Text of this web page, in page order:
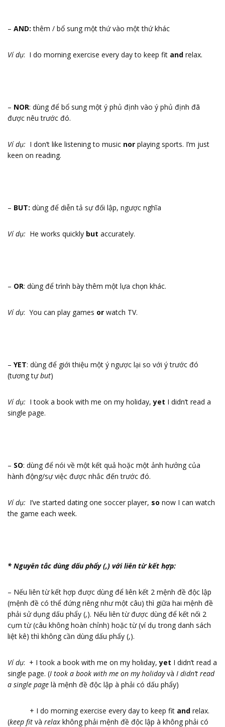
– AND: thêm / bổ sung một thứ vào một thứ khác
Ví dụ: I do morning exercise every day to keep fit and relax.
– NOR: dùng để bổ sung một ý phủ định vào ý phủ định đã
được nêu trước đó.
Ví dụ: I don’t like listening to music nor playing sports. I’m just
keen on reading.
– BUT: dùng để diễn tả sự đối lập, ngược nghĩa
Ví dụ: He works quickly but accurately.
– OR: dùng để trình bày thêm một lựa chọn khác.
Ví dụ: You can play games or watch TV.
– YET: dùng để giới thiệu một ý ngược lại so với ý trước đó
(tương tựbut)
Ví dụ: I took a book with me on my holiday,yet I didn’t read a
single page.
– SO: dùng để nói về một kết quả hoặc một ảnh hưởng của
hành động/sự việc được nhắc đến trước đó.
Ví dụ: I’ve started dating one soccer player, so now I can watch
the game each week.
* Nguyên tắc dùng dấu phẩy (,) với liên từ kết hợp:
– Nếu liên từ kết hợp được dùng để liên kết 2 mệnh đề độc lập
(mệnh đề có thể đứng riêng như một câu) thì giữa hai mệnh đề
phải sử dụng dấu phẩy (,). Nếu liên từ được dùng để kết nối 2
cụm từ (câu không hoàn chỉnh) hoặc từ (ví dụ trong danh sách
liệt kê) thì không cần dùng dấu phẩy (,).
Ví dụ: + I took a book with me on my holiday,yet I didn’t read a
single page. (I took a book with me on my holidayvà I didn’t read
a single page là mệnh đề độc lập à phải có dấu phẩy)
+ I do morning exercise every day to keep fit and relax.
(keep fit và relax không phải mệnh đề độc lập à không phải có